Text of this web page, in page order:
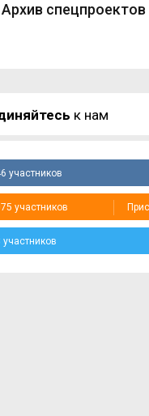
Архив спецпроектов
к нам
участников
участников
участников